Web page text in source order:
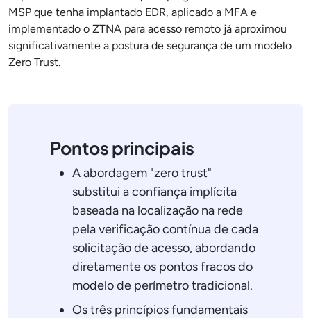
MSP que tenha implantado EDR, aplicado a MFA e
implementado o ZTNA para acesso remoto já aproximou
significativamente a postura de segurança de um modelo
Zero Trust.
Pontos principais
A abordagem "zero trust"
substitui a confiança implícita
baseada na localização na rede
pela verificação contínua de cada
solicitação de acesso, abordando
diretamente os pontos fracos do
modelo de perímetro tradicional.
Os três princípios fundamentais